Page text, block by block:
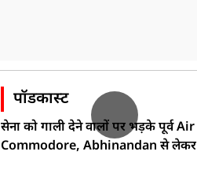
पॉडकास्ट
सेना को गाली देने वालों पर भड़के पूर्व Air
Commodore, Abhinandan से लेकर